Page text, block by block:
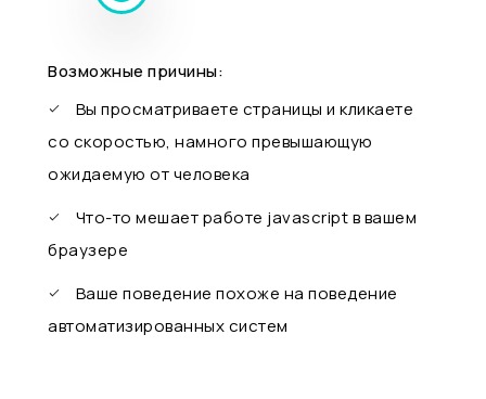
Возможные причины:
Вы просматриваете страницы и кликаете
со скоростью, намного превышающую
ожидаемую от человека
Что-то мешает работе javascript в вашем
браузере
Ваше поведение похоже на поведение
автоматизированных систем